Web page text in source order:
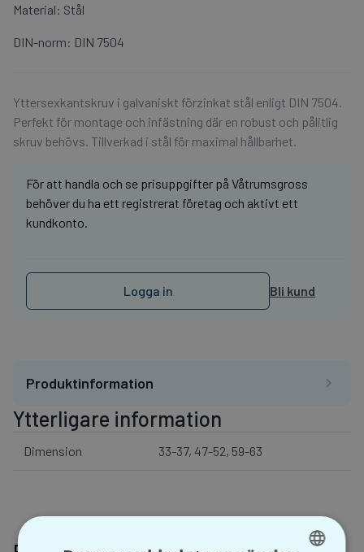
Material: Stål
DIN-norm: DIN 7504
Yttersexkantskruv i galvaniskt förzinkat stål enligt DIN 7504.
Perfekt för montage och infästning där en robust och pålitlig
skruv behövs. Tillverkad i stål för maximal hållbarhet.
För att handla och se prisuppgifter på Våtrumsgross
behöver du ha ett registrerat företag och aktivt ett
kundkonto.
Logga in Bli kund
Produktinformation
Ytterligare information
Dimension 33-37, 47-52, 59-63